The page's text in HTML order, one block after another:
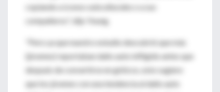
copiando a íconos subculturales o a sus
compañeros", dijo Young.
"Pero ya que nuestro estudio descubrió que más
(jóvenes) reportaban daño auto infligido antes que
después de convertirse en góticos, esto sugiere
que los jóvenes con una tendencia al daño auto